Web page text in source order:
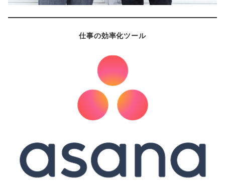
仕事の効率化ツール